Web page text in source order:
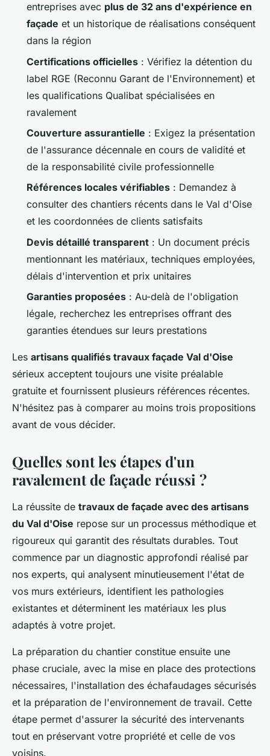
entreprises avec plus de 32 ans d'expérience en
façade et un historique de réalisations conséquent
dans la région
Certifications officielles : Vérifiez la détention du
label RGE (Reconnu Garant de l'Environnement) et
les qualifications Qualibat spécialisées en
ravalement
Couverture assurantielle : Exigez la présentation
de l'assurance décennale en cours de validité et
de la responsabilité civile professionnelle
Références locales vérifiables : Demandez à
consulter des chantiers récents dans le Val d'Oise
et les coordonnées de clients satisfaits
Devis détaillé transparent : Un document précis
mentionnant les matériaux, techniques employées,
délais d'intervention et prix unitaires
Garanties proposées : Au-delà de l'obligation
légale, recherchez les entreprises offrant des
garanties étendues sur leurs prestations
Les artisans qualifiés travaux façade Val d'Oise
sérieux acceptent toujours une visite préalable
gratuite et fournissent plusieurs références récentes.
N'hésitez pas à comparer au moins trois propositions
avant de vous décider.
Quelles sont les étapes d'un
ravalement de façade réussi ?
La réussite de travaux de façade avec des artisans
du Val d'Oise repose sur un processus méthodique et
rigoureux qui garantit des résultats durables. Tout
commence par un diagnostic approfondi réalisé par
nos experts, qui analysent minutieusement l'état de
vos murs extérieurs, identifient les pathologies
existantes et déterminent les matériaux les plus
adaptés à votre projet.
La préparation du chantier constitue ensuite une
phase cruciale, avec la mise en place des protections
nécessaires, l'installation des échafaudages sécurisés
et la préparation de l'environnement de travail. Cette
étape permet d'assurer la sécurité des intervenants
tout en préservant votre propriété et celle de vos
voisins.